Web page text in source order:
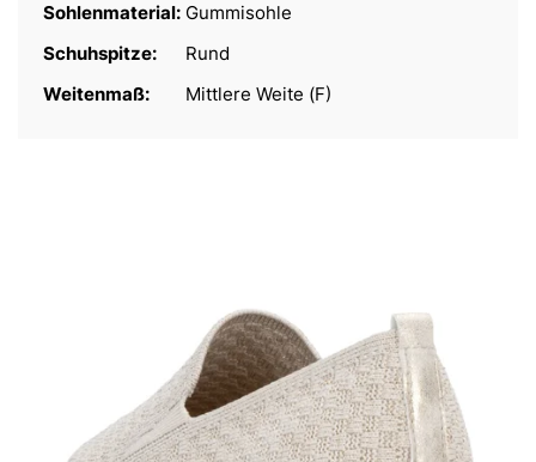
Sohlenmaterial: Gummisohle
Schuhspitze:
Rund
Weitenmaß:
Mittlere Weite (F)